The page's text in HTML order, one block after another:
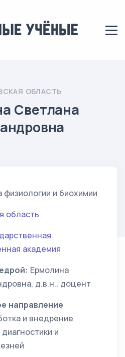
ОБЛАСТЬ
Светлана
физиологии и биохимии
область
академия
Ермолина
д.в.н., доцент
направление
и внедрение
и